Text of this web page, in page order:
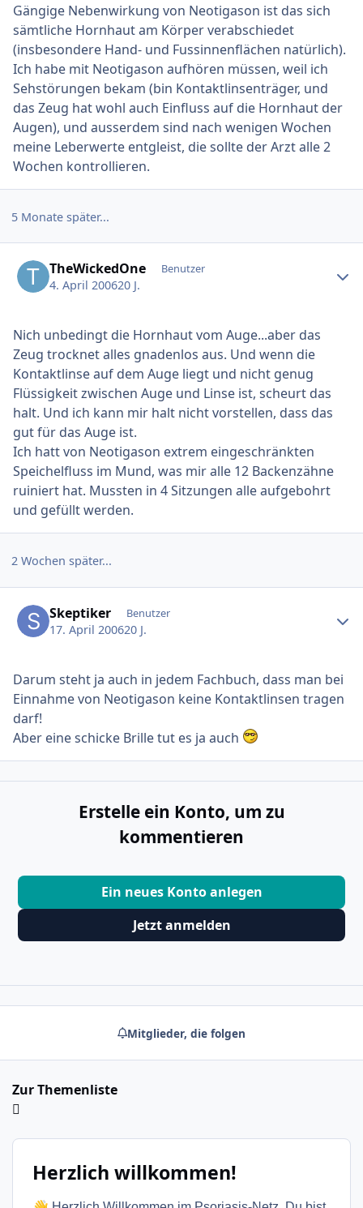
Gängige Nebenwirkung von Neotigason ist das sich
sämtliche Hornhaut am Körper verabschiedet
(insbesondere Hand- und Fussinnenflächen natürlich).
Ich habe mit Neotigason aufhören müssen, weil ich
Sehstörungen bekam (bin Kontaktlinsenträger, und
das Zeug hat wohl auch Einfluss auf die Hornhaut der
Augen), und ausserdem sind nach wenigen Wochen
meine Leberwerte entgleist, die sollte der Arzt alle 2
Wochen kontrollieren.
5 Monate später...
TheWickedOne Benutzer
4. April 200620 J.
Nich unbedingt die Hornhaut vom Auge...aber das
Zeug trocknet alles gnadenlos aus. Und wenn die
Kontaktlinse auf dem Auge liegt und nicht genug
Flüssigkeit zwischen Auge und Linse ist, scheurt das
halt. Und ich kann mir halt nicht vorstellen, dass das
gut für das Auge ist.
Ich hatt von Neotigason extrem eingeschränkten
Speichelfluss im Mund, was mir alle 12 Backenzähne
ruiniert hat. Mussten in 4 Sitzungen alle aufgebohrt
und gefüllt werden.
2 Wochen später...
Skeptiker Benutzer
17. April 200620 J.
Darum steht ja auch in jedem Fachbuch, dass man bei
Einnahme von Neotigason keine Kontaktlinsen tragen
darf!
Aber eine schicke Brille tut es ja auch
Erstelle ein Konto, um zu
kommentieren
Ein neues Konto anlegen
Jetzt anmelden
Mitglieder, die folgen
Zur Themenliste
Herzlich willkommen!